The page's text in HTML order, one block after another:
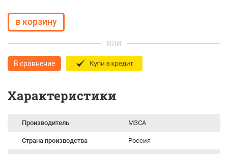
ИЛИ
В сравнение
Характеристики
Производитель МЗСА
Страна производства Россия